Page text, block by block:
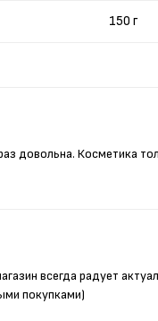
довольна. Косметика
всегда радует
покупками)
150 г